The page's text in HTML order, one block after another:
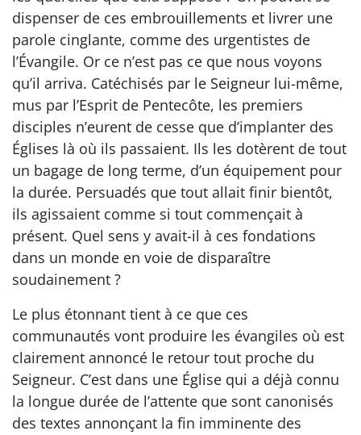
dispenser de ces embrouillements et livrer une
parole cinglante, comme des urgentistes de
l’Évangile. Or ce n’est pas ce que nous voyons
qu’il arriva. Catéchisés par le Seigneur lui-même,
mus par l’Esprit de Pentecôte, les premiers
disciples n’eurent de cesse que d’implanter des
Églises là où ils passaient. Ils les dotèrent de tout
un bagage de long terme, d’un équipement pour
la durée. Persuadés que tout allait finir bientôt,
ils agissaient comme si tout commençait à
présent. Quel sens y avait-il à ces fondations
dans un monde en voie de disparaître
soudainement ?
Le plus étonnant tient à ce que ces
communautés vont produire les évangiles où est
clairement annoncé le retour tout proche du
Seigneur. C’est dans une Église qui a déjà connu
la longue durée de l’attente que sont canonisés
des textes annonçant la fin imminente des